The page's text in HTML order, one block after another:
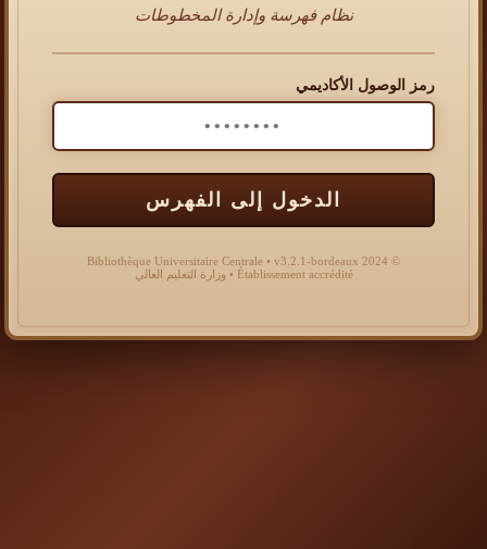
نظام فهرسة وإدارة المخطوطات
رمز الوصول الأكاديمي
الدخول إلى الفهرس
© 2024 Bibliothèque Universitaire Centrale • v3.2.1-bordeaux
Établissement accrédité • وزارة التعليم العالي